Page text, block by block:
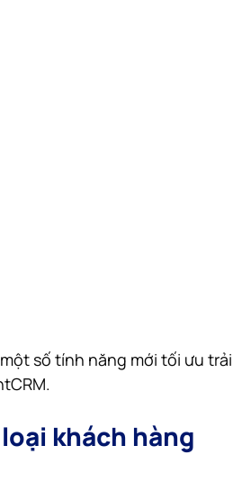
số tính năng mới tối ưu
khách hàng